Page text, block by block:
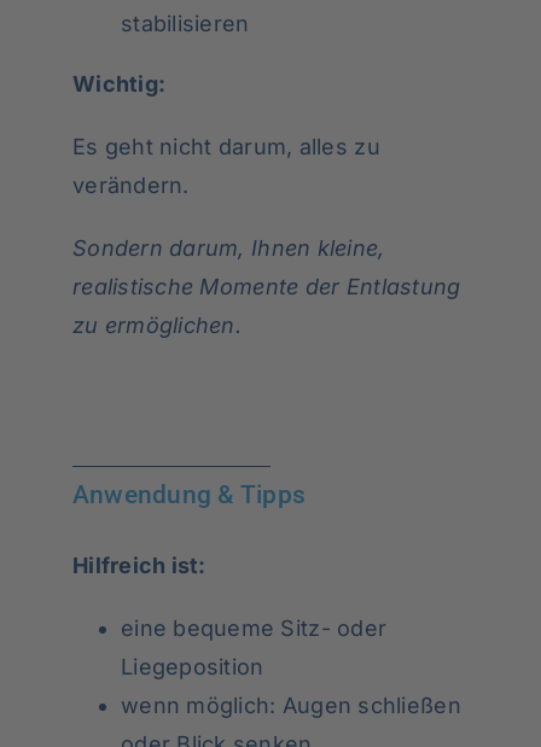
stabilisieren
Wichtig:
Es geht nicht darum, alles zu
verändern.
Sondern darum, Ihnen kleine,
realistische Momente der Entlastung
zu ermöglichen.
Anwendung & Tipps
Hilfreich ist:
eine bequeme Sitz- oder
Liegeposition
wenn möglich: Augen schließen